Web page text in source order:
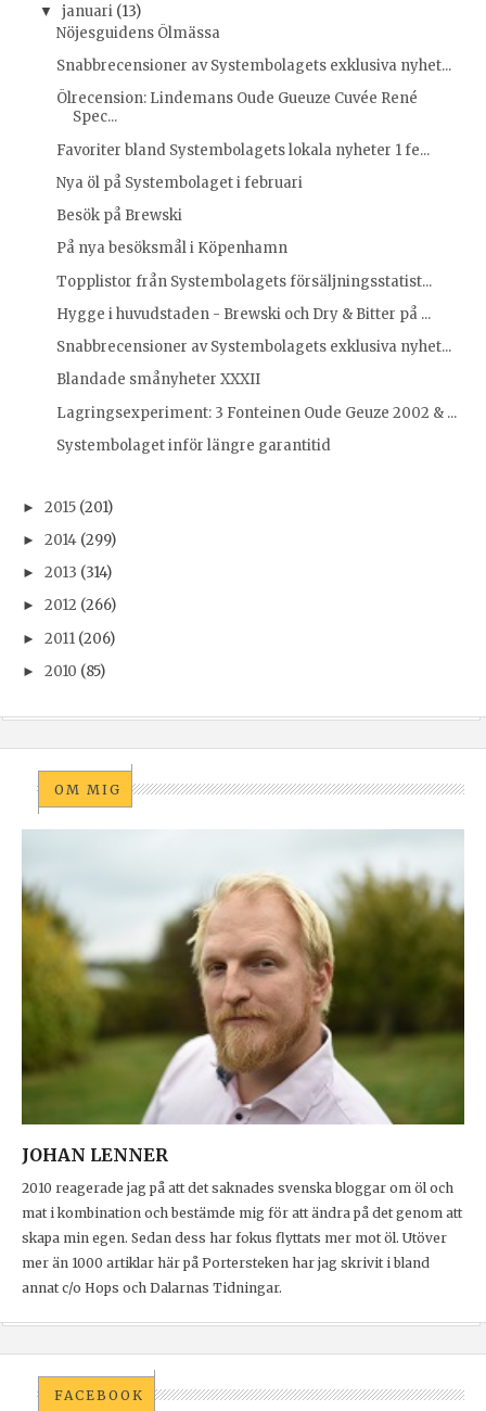
▼ januari (13)
Nöjesguidens Ölmässa
Snabbrecensioner av Systembolagets exklusiva nyhet...
Ölrecension: Lindemans Oude Gueuze Cuvée René
Spec...
Favoriter bland Systembolagets lokala nyheter 1 fe...
Nya öl på Systembolaget i februari
Besök på Brewski
På nya besöksmål i Köpenhamn
Topplistor från Systembolagets försäljningsstatist...
Hygge i huvudstaden - Brewski och Dry & Bitter på ...
Snabbrecensioner av Systembolagets exklusiva nyhet...
Blandade smånyheter XXXII
Lagringsexperiment: 3 Fonteinen Oude Geuze 2002 & ...
Systembolaget inför längre garantitid
► 2015 (201)
► 2014 (299)
► 2013 (314)
► 2012 (266)
► 2011 (206)
► 2010 (85)
OM MIG
JOHAN LENNER
2010 reagerade jag på att det saknades svenska bloggar om öl och
mat i kombination och bestämde mig för att ändra på det genom att
skapa min egen. Sedan dess har fokus flyttats mer mot öl. Utöver
mer än 1000 artiklar här på Portersteken har jag skrivit i bland
annat c/o Hops och Dalarnas Tidningar.
FACEBOOK